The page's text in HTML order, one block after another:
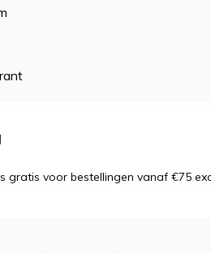
gratis voor bestellingen vanaf €75